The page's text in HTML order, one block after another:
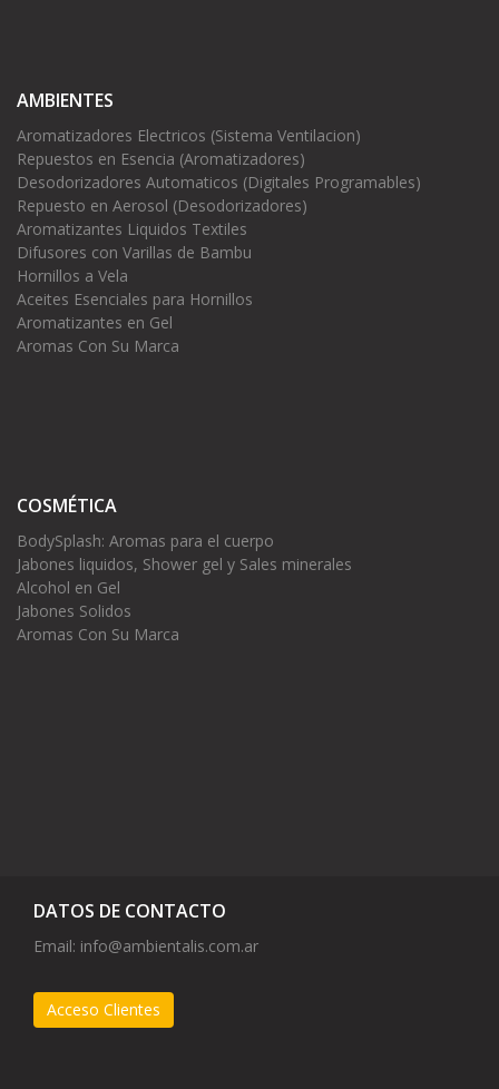
AMBIENTES
Aromatizadores Electricos (Sistema Ventilacion)
Repuestos en Esencia (Aromatizadores)
Desodorizadores Automaticos (Digitales Programables)
Repuesto en Aerosol (Desodorizadores)
Aromatizantes Liquidos Textiles
Difusores con Varillas de Bambu
Hornillos a Vela
Aceites Esenciales para Hornillos
Aromatizantes en Gel
Aromas Con Su Marca
COSMÉTICA
BodySplash: Aromas para el cuerpo
Jabones liquidos, Shower gel y Sales minerales
Alcohol en Gel
Jabones Solidos
Aromas Con Su Marca
DATOS DE CONTACTO
Email: info@ambientalis.com.ar
Acceso Clientes